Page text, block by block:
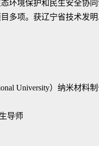
环境保护和民生安全协
多项。获辽宁省技术发
University）纳米材料
导师